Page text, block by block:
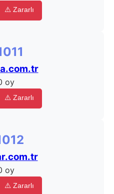
⚠️ Zararlı
oy
⚠️ Zararlı
oy
⚠️ Zararlı